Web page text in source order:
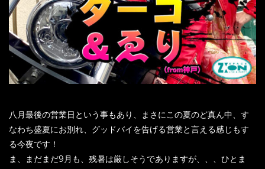
八月最後の営業日という事もあり、まさにこの夏のど真ん中、す
なわち盛夏にお別れ、グッドバイを告げる営業と言える感じもす
る今夜です！
ま、まだまだ9月も、残暑は厳しそうでありますが、、、ひとま